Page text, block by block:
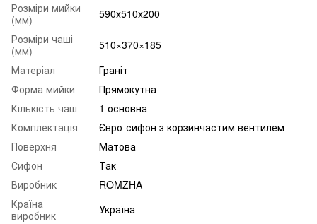
Розміри мийки
(мм)
590х510х200
Розміри чаші
(мм)
510×370×185
Матеріал
Граніт
Форма мийки
Прямокутна
Кількість чаш
1 основна
Комплектація
Євро-сифон з корзинчастим вентилем
Поверхня
Матова
Сифон
Так
Виробник
ROMZHA
Країна
виробник
Україна